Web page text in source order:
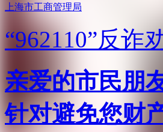
上海市工商管理局
“962110”反诈
亲爱的市民朋
针对避免您财